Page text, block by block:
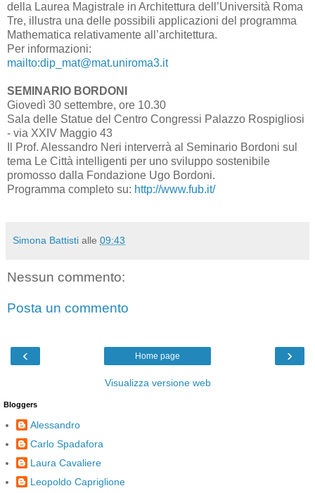
della Laurea Magistrale in Architettura dell’Università Roma
Tre, illustra una delle possibili applicazioni del programma
Mathematica relativamente all’architettura.
Per informazioni:
mailto:dip_mat@mat.uniroma3.it
SEMINARIO BORDONI
Giovedì 30 settembre, ore 10.30
Sala delle Statue del Centro Congressi Palazzo Rospigliosi
- via XXIV Maggio 43
Il Prof. Alessandro Neri interverrà al Seminario Bordoni sul
tema Le Città intelligenti per uno sviluppo sostenibile
promosso dalla Fondazione Ugo Bordoni.
Programma completo su: http://www.fub.it/
Simona Battisti alle 09:43
Nessun commento:
Posta un commento
‹ ›
Home page
Visualizza versione web
Bloggers
Alessandro
Carlo Spadafora
Laura Cavaliere
Leopoldo Capriglione